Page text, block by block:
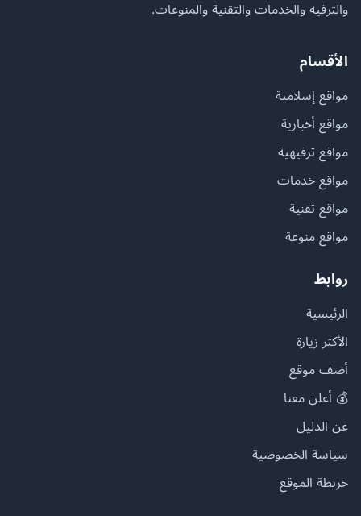
والترفيه والخدمات والتقنية والمنوعات.
الأقسام
مواقع إسلامية
مواقع أخبارية
مواقع ترفيهية
مواقع خدمات
مواقع تقنية
مواقع منوعة
روابط
الرئيسية
الأكثر زيارة
أضف موقع
💰 أعلن معنا
عن الدليل
سياسة الخصوصية
خريطة الموقع